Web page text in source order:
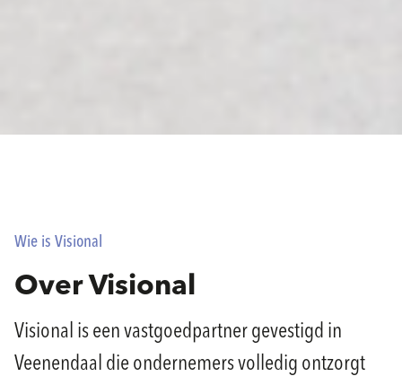
Wie is Visional
Over Visional
Visional is een vastgoedpartner gevestigd in
Veenendaal die ondernemers volledig ontzorgt